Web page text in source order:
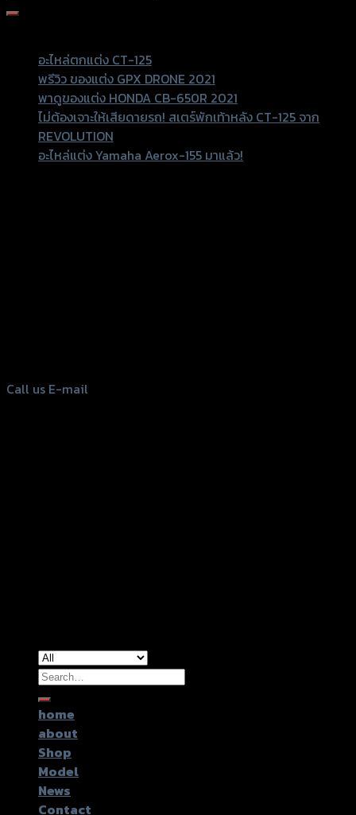
อะไหล่ตกแต่ง CT-125
พรีวิว ของแต่ง GPX DRONE 2021
พาดูของแต่ง HONDA CB-650R 2021
ไม่ต้องเจาะให้เสียดายรถ! สเตร์พักเท้าหลัง CT-125 จาก
REVOLUTION
อะไหล่แต่ง Yamaha Aerox-155 มาแล้ว!
Call us E-mail
Search
for:
home
about
Shop
Model
News
Contact